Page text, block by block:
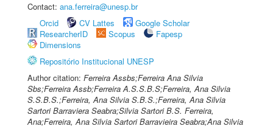
Contact: ana.ferreira@unesp.br
Orcid
CV Lattes
Google Scholar
ResearcherID
Scopus
Fapesp
Dimensions
Repositório Institucional UNESP
Author citation: Ferreira Assbs;Ferreira Ana Silvia
Sbs;Ferreira Assb;Ferreira A.S.S.B.S;Ferreira, Ana Silvia
S.S.B.S.;Ferreira, Ana Silvia S.B.S.;Ferreira, Ana Silvia
Sartori Barraviera Seabra;Silvia Sartori B.S. Ferreira,
Ana;Ferreira, Ana Silvia Sartori Barravieira Seabra;Ana Silvia